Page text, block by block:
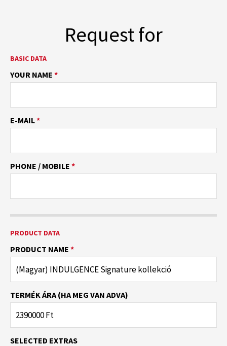
Request for
BASIC DATA
YOUR NAME *
E-MAIL*
PHONE / MOBILE *
PRODUCT DATA
PRODUCT NAME *
TERMÉK ÁRA (HA MEG VAN ADVA)
SELECTED EXTRAS